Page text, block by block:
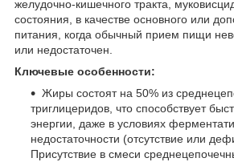
желудочно-кишечного тракта,
состояния, в качестве основного или
питания, когда обычный прием пищи
или недостаточен.
Ключевые особенности:
Жиры состоят на 50% из
триглицеридов, что способствует
энергии, даже в условиях
недостаточности (отсутствие или
Присутствие в смеси